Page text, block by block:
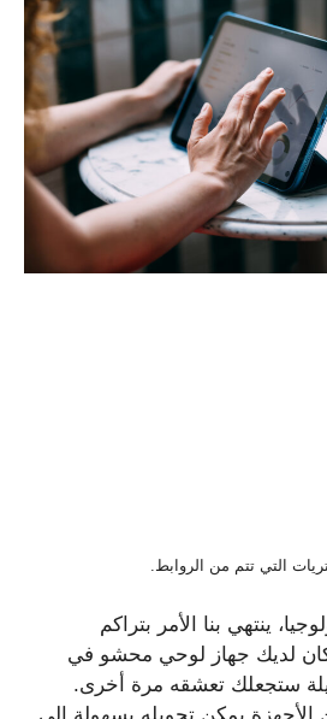
التي تتم من الروابط.
ينتهي بنا الأمر بتراكم
كان لديك جهاز لوحي محشو في
ستجعلك تعشقه مرة أخرى.